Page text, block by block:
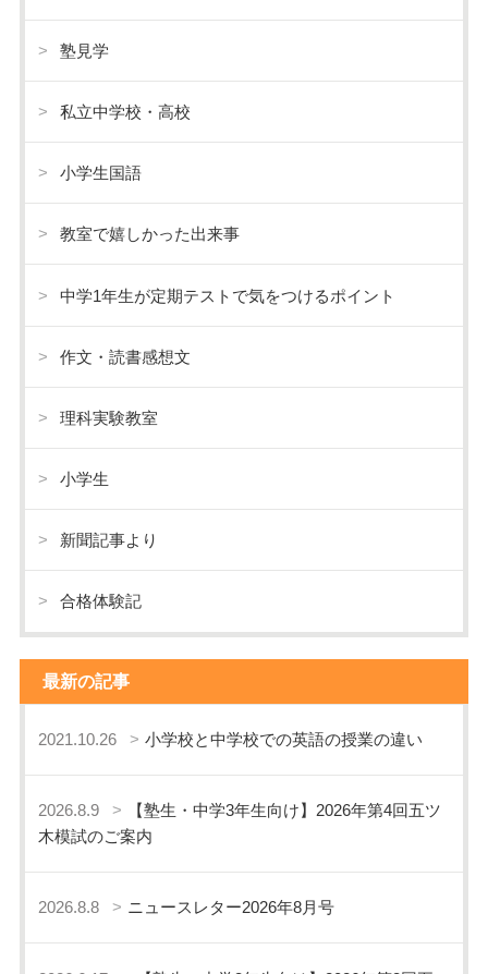
塾見学
私立中学校・高校
小学生国語
教室で嬉しかった出来事
中学1年生が定期テストで気をつけるポイント
作文・読書感想文
理科実験教室
小学生
新聞記事より
合格体験記
最新の記事
2021.10.26 小学校と中学校での英語の授業の違い
2026.8.9
【塾生・中学3年生向け】2026年第4回五ツ
木模試のご案内
2026.8.8 ニュースレター2026年8月号